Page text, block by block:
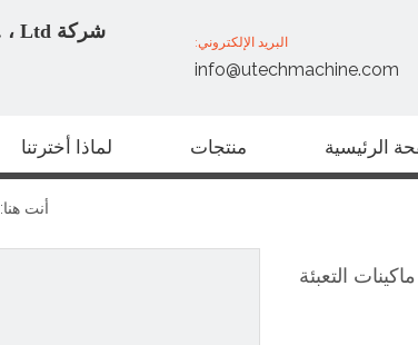
شركة Zhangjiagang U Tech Machine Co. ، Ltd البريد الإلكتروني:
info@utechmachine.com
الرئيسية منتجات لماذا أخترتنا
أنت هنا:
التعبئة